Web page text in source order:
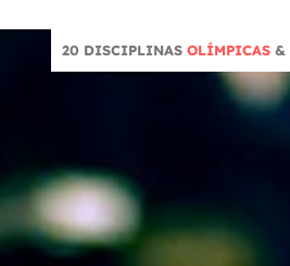
20 DISCIPLINAS OLÍMPICAS &